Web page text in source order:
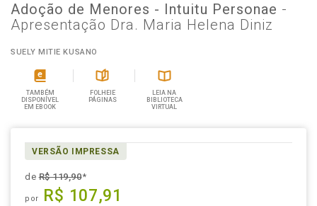
Adoção de Menores - Intuitu Personae -
Apresentação Dra. Maria Helena Diniz
SUELY MITIE KUSANO
TAMBÉM
DISPONÍVEL
EM EBOOK
FOLHEIE
PÁGINAS
LEIA NA
BIBLIOTECA
VIRTUAL
VERSÃO IMPRESSA
deR$ 119,90*
por R$ 107,91